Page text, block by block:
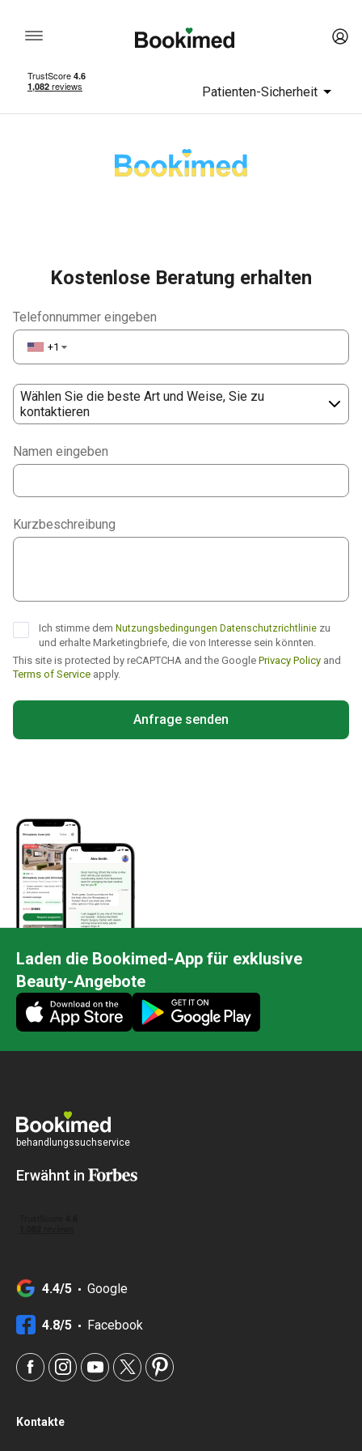
Patienten-Sicherheit
Kostenlose Beratung erhalten
Telefonnummer eingeben
+1 ▼
Wählen Sie die beste Art und Weise, Sie zu
kontaktieren
Telegram
Namen eingeben
Kurzbeschreibung
Ich stimme dem Nutzungsbedingungen Datenschutzrichtlinie zu
und erhalte Marketingbriefe, die von Interesse sein könnten.
This site is protected by reCAPTCHA and the Google Privacy Policy and
Terms of Service apply.
Anfrage senden
Laden die Bookimed-App für exklusive
Beauty-Angebote
behandlungssuchservice
Erwähnt in
4.4/5 Google
4.8/5 Facebook
Kontakte